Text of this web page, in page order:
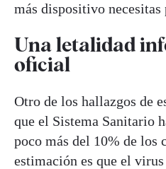
más dispositivo
Una letalidad
oficial
Otro de los hallazgos de
que el Sistema Sanitario
poco más del 10% de los
estimación es que el